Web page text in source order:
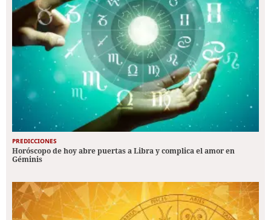
PREDICCIONES
Horóscopo de hoy abre puertas a Libra y complica el amor en
Géminis